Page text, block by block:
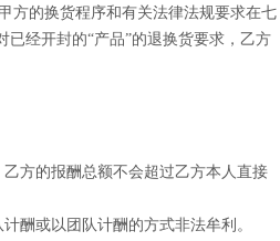
方的换货程序和有关法律法规要求在七
已经开封的“产品”的退换货要求，乙方
方的报酬总额不会超过乙方本人直接
酬或以团队计酬的方式非法牟利。